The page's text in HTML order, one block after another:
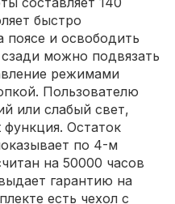
быстро
поясе и освободить
можно подвязать
режимами
Пользователю
или слабый свет,
Остаток
по 4-м
на 50000 часов
гарантию на
есть чехол с